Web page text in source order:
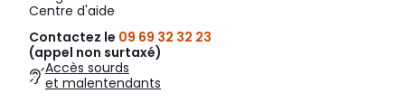
Centre d'aide
Contactez le 09 69 32 32 23
(appel non surtaxé)
Accès sourds
et malentendants